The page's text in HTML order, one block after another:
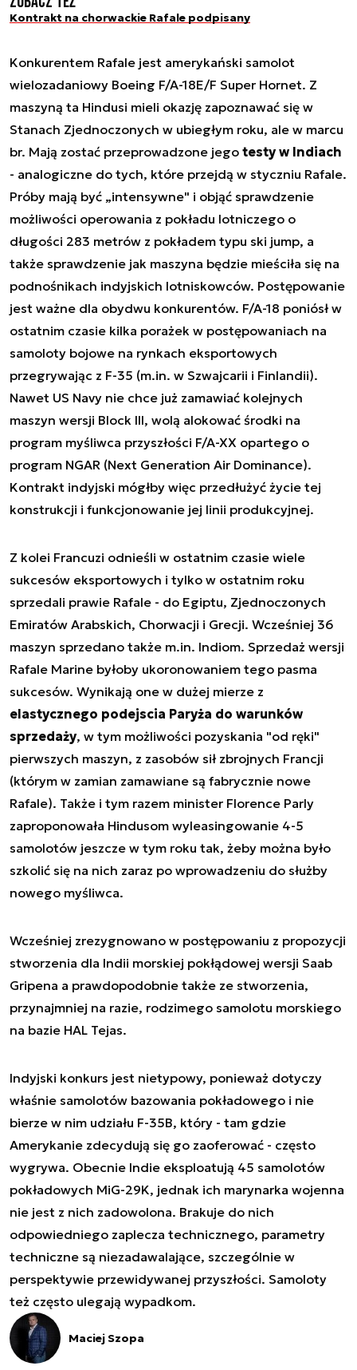
Kontrakt na chorwackie Rafale podpisany
Konkurentem Rafale jest amerykański samolot
wielozadaniowy Boeing F/A-18E/F Super Hornet. Z
maszyną ta Hindusi mieli okazję zapoznawać się w
Stanach Zjednoczonych w ubiegłym roku, ale w marcu
br. Mają zostać przeprowadzone jego testy w Indiach
- analogiczne do tych, które przejdą w styczniu Rafale.
Próby mają być „intensywne" i objąć sprawdzenie
możliwości operowania z pokładu lotniczego o
długości 283 metrów z pokładem typu ski jump, a
także sprawdzenie jak maszyna będzie mieściła się na
podnośnikach indyjskich lotniskowców. Postępowanie
jest ważne dla obydwu konkurentów. F/A-18 poniósł w
ostatnim czasie kilka porażek w postępowaniach na
samoloty bojowe na rynkach eksportowych
przegrywając z F-35 (m.in. w Szwajcarii i Finlandii).
Nawet US Navy nie chce już zamawiać kolejnych
maszyn wersji Block III, wolą alokować środki na
program myśliwca przyszłości F/A-XX opartego o
program NGAR (Next Generation Air Dominance).
Kontrakt indyjski mógłby więc przedłużyć życie tej
konstrukcji i funkcjonowanie jej linii produkcyjnej.
Z kolei Francuzi odnieśli w ostatnim czasie wiele
sukcesów eksportowych i tylko w ostatnim roku
sprzedali prawie Rafale - do Egiptu, Zjednoczonych
Emiratów Arabskich, Chorwacji i Grecji. Wcześniej 36
maszyn sprzedano także m.in. Indiom. Sprzedaż wersji
Rafale Marine byłoby ukoronowaniem tego pasma
sukcesów. Wynikają one w dużej mierze z
elastycznego podejscia Paryża do warunków
sprzedaży, w tym możliwości pozyskania "od ręki"
pierwszych maszyn, z zasobów sił zbrojnych Francji
(którym w zamian zamawiane są fabrycznie nowe
Rafale). Także i tym razem minister Florence Parly
zaproponowała Hindusom wyleasingowanie 4-5
samolotów jeszcze w tym roku tak, żeby można było
szkolić się na nich zaraz po wprowadzeniu do służby
nowego myśliwca.
Wcześniej zrezygnowano w postępowaniu z propozycji
stworzenia dla Indii morskiej pokłądowej wersji Saab
Gripena a prawdopodobnie także ze stworzenia,
przynajmniej na razie, rodzimego samolotu morskiego
na bazie HAL Tejas.
Indyjski konkurs jest nietypowy, ponieważ dotyczy
właśnie samolotów bazowania pokładowego i nie
bierze w nim udziału F-35B, który - tam gdzie
Amerykanie zdecydują się go zaoferować - często
wygrywa. Obecnie Indie eksploatują 45 samolotów
pokładowych MiG-29K, jednak ich marynarka wojenna
nie jest z nich zadowolona. Brakuje do nich
odpowiedniego zaplecza technicznego, parametry
techniczne są niezadawalające, szczególnie w
perspektywie przewidywanej przyszłości. Samoloty
też często ulegają wypadkom.
Maciej Szopa